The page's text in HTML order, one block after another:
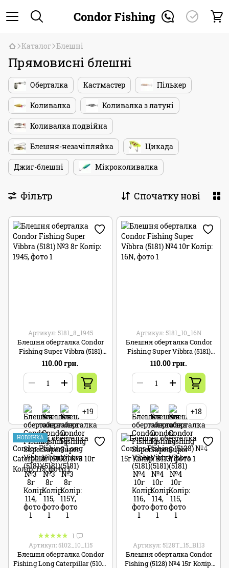
Condor Fishing
Каталог Блешні
Прямовисні блешні
Оберталка Кастмастер Пількер
Коливалка Коливалка з латуні
Коливалка подвійна
Блешня-незачіпляйка Цикада
Джиг-блешні Мікроколивалка
Фільтр Спочатку нові
Артикул: 5181_8_1945
Блешня оберталка Condor
Fishing Super Vibbra (5181)
№3 8г Колір: 1945
110.00 грн.
+19
Артикул: 5181_10_16N
Блешня оберталка Condor
Fishing Super Vibbra (5181)
№4 10г Колір: 16N
110.00 грн.
+18
НОВИНКА
1
Артикул: 5102_10_115
Блешня оберталка Condor
Fishing Long Caterpillar (5102)
Артикул: 5128T_15_B113
Блешня оберталка Condor
Fishing (5128) №4 15г Колір: